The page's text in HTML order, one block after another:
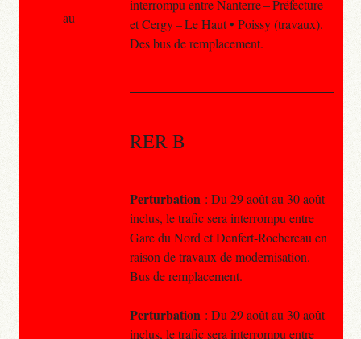
interrompu entre Nanterre – Préfecture
et Cergy – Le Haut • Poissy (travaux).
Des bus de remplacement.
RER B
Perturbation : Du 29 août au 30 août
inclus, le trafic sera interrompu entre
Gare du Nord et Denfert-Rochereau en
raison de travaux de modernisation.
Bus de remplacement.
Perturbation : Du 29 août au 30 août
inclus, le trafic sera interrompu entre
au